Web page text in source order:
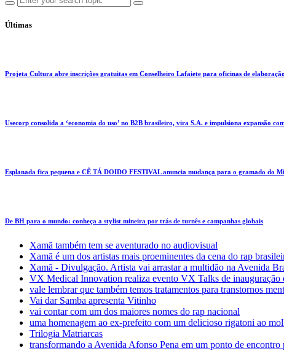
Últimas
Projeta Cultura abre inscrições gratuitas em Conselheiro Lafaiete para oficinas de
Usecorp consolida a ‘economia do uso’ no B2B brasileiro, vira S.A. e impulsiona expansão
Esplanada fica pequena e CÊ TÁ DOIDO FESTIVAL anuncia mudança para o gramado do
De BH para o mundo: conheça a stylist mineira por trás de turnês e campanhas globais
Xamã também tem se aventurado no audiovisual
Xamã é um dos artistas mais proeminentes da cena do rap
Xamã - Divulgação. Artista vai arrastar a multidão na Avenida
VX Medical Innovation realiza evento VX Talks de inauguração
vale lembrar que também temos tratamentos para transtornos
Vai dar Samba apresenta Vitinho
vai contar com um dos maiores nomes do rap nacional
uma homenagem ao ex-prefeito com um delicioso rigatoni ao
Trilogia Matriarcas
transformando a Avenida Afonso Pena em um ponto de